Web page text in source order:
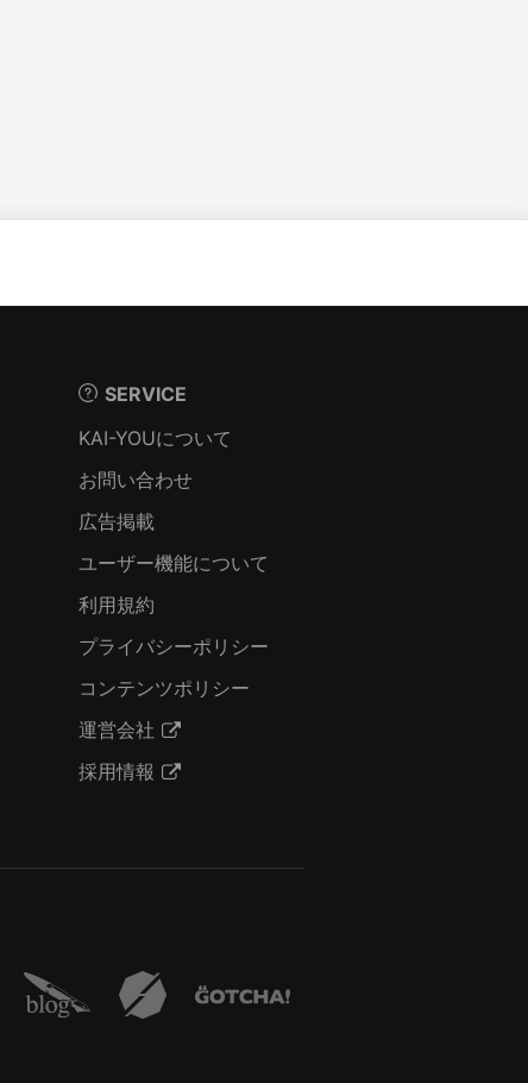
SERVICE
KAI-YOUについて
お問い合わせ
広告掲載
ユーザー機能について
利用規約
プライバシーポリシー
コンテンツポリシー
運営会社
採用情報